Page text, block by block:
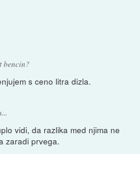
bencin?
s ceno litra dizla.
vidi, da razlika med njima ne
zaradi prvega.